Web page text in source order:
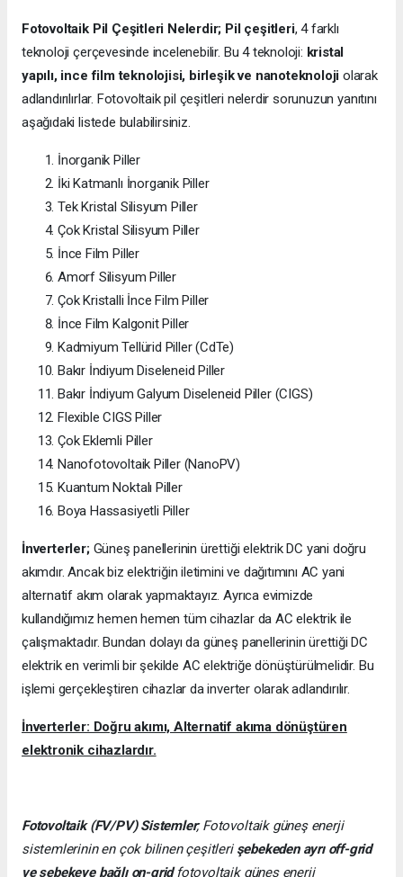
Fotovoltaik Pil Çeşitleri Nelerdir; Pil çeşitleri, 4 farklı
teknoloji çerçevesinde incelenebilir. Bu 4 teknoloji: kristal
yapılı, ince film teknolojisi, birleşik ve nanoteknoloji olarak
adlandırılırlar. Fotovoltaik pil çeşitleri nelerdir sorunuzun yanıtını
aşağıdaki listede bulabilirsiniz.
İnorganik Piller
İki Katmanlı İnorganik Piller
Tek Kristal Silisyum Piller
Çok Kristal Silisyum Piller
İnce Film Piller
Amorf Silisyum Piller
Çok Kristalli İnce Film Piller
İnce Film Kalgonit Piller
Kadmiyum Tellürid Piller (CdTe)
Bakır İndiyum Diseleneid Piller
Bakır İndiyum Galyum Diseleneid Piller (CIGS)
Flexible CIGS Piller
Çok Eklemli Piller
Nanofotovoltaik Piller (NanoPV)
Kuantum Noktalı Piller
Boya Hassasiyetli Piller
İnverterler;Güneş panellerinin ürettiği elektrik DC yani doğru
akımdır. Ancak biz elektriğin iletimini ve dağıtımını AC yani
alternatif akım olarak yapmaktayız. Ayrıca evimizde
kullandığımız hemen hemen tüm cihazlar da AC elektrik ile
çalışmaktadır. Bundan dolayı da güneş panellerinin ürettiği DC
elektrik en verimli bir şekilde AC elektriğe dönüştürülmelidir. Bu
işlemi gerçekleştiren cihazlar da inverter olarak adlandırılır.
İnverterler: Doğru akımı, Alternatif akıma dönüştüren
elektronik cihazlardır.
Fotovoltaik (FV/PV) Sistemler; Fotovoltaik güneş enerji
sistemlerinin en çok bilinen çeşitleri şebekeden ayrı off-grid
ve şebekeye bağlı on-gridfotovoltaik güneş enerji